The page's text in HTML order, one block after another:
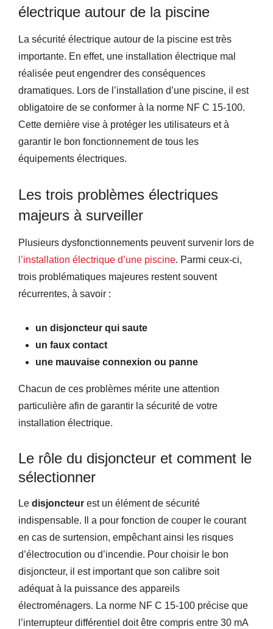
électrique autour de la piscine
La sécurité électrique autour de la piscine est très
importante. En effet, une installation électrique mal
réalisée peut engendrer des conséquences
dramatiques. Lors de l’installation d’une piscine, il est
obligatoire de se conformer à la norme NF C 15-100.
Cette dernière vise à protéger les utilisateurs et à
garantir le bon fonctionnement de tous les
équipements électriques.
Les trois problèmes électriques
majeurs à surveiller
Plusieurs dysfonctionnements peuvent survenir lors de
l’installation électrique d’une piscine. Parmi ceux-ci,
trois problématiques majeures restent souvent
récurrentes, à savoir :
un disjoncteur qui saute
un faux contact
une mauvaise connexion ou panne
Chacun de ces problèmes mérite une attention
particulière afin de garantir la sécurité de votre
installation électrique.
Le rôle du disjoncteur et comment le
sélectionner
Le disjoncteur est un élément de sécurité
indispensable. Il a pour fonction de couper le courant
en cas de surtension, empêchant ainsi les risques
d’électrocution ou d’incendie. Pour choisir le bon
disjoncteur, il est important que son calibre soit
adéquat à la puissance des appareils
électroménagers. La norme NF C 15-100 précise que
l’interrupteur différentiel doit être compris entre 30 mA